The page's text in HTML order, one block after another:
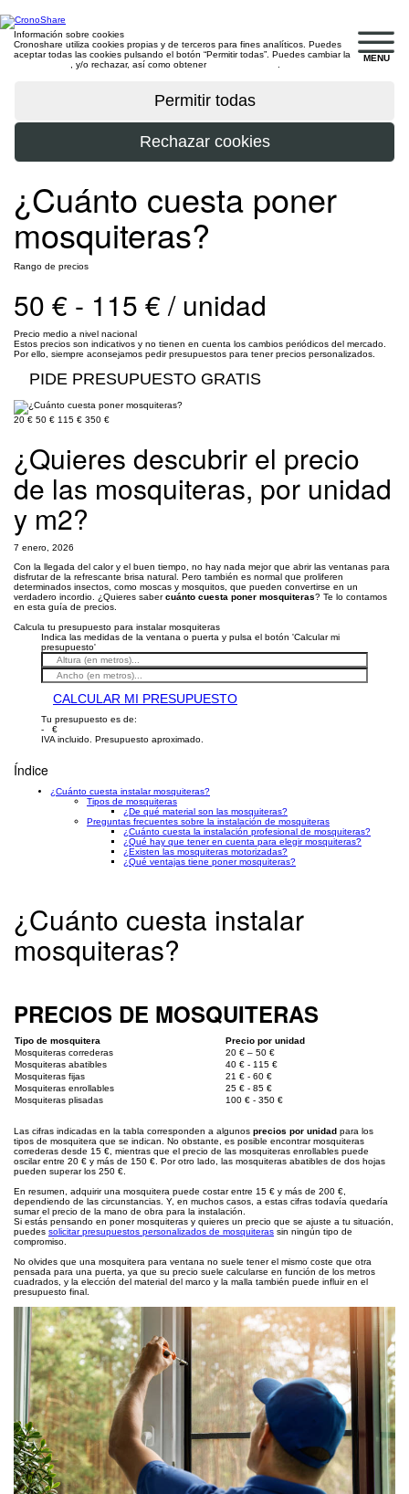
MENU
Información sobre cookies
Cronoshare utiliza cookies propias y de terceros para fines analíticos. Puedes
aceptar todas las cookies pulsando el botón “Permitir todas”. Puedes cambiar la
, y/o rechazar, así como obtener
¿Cuánto cuesta poner
mosquiteras?
Rango de precios
50 € - 115 € / unidad
Precio medio a nivel nacional
Estos precios son indicativos y no tienen en cuenta los cambios periódicos del mercado.
Por ello, siempre aconsejamos pedir presupuestos para tener precios personalizados.
PIDE PRESUPUESTO GRATIS
20 € 50 € 115 € 350 €
¿Quieres descubrir el precio
de las mosquiteras, por unidad
y m2?
7 enero, 2026
Con la llegada del calor y el buen tiempo, no hay nada mejor que abrir las ventanas para
disfrutar de la refrescante brisa natural. Pero también es normal que proliferen
determinados insectos, como moscas y mosquitos, que pueden convertirse en un
verdadero incordio. ¿Quieres sabercuánto cuesta poner mosquiteras? Te lo contamos
en esta guía de precios.
Calcula tu presupuesto para instalar mosquiteras
Indica las medidas de la ventana o puerta y pulsa el botón 'Calcular mi
presupuesto'
CALCULAR MI PRESUPUESTO
Tu presupuesto es de:
- €
IVA incluido. Presupuesto aproximado.
Índice
¿Cuánto cuesta instalar mosquiteras?
Tipos de mosquiteras
¿De qué material son las mosquiteras?
Preguntas frecuentes sobre la instalación de mosquiteras
¿Cuánto cuesta la instalación profesional de mosquiteras?
¿Qué hay que tener en cuenta para elegir mosquiteras?
¿Existen las mosquiteras motorizadas?
¿Qué ventajas tiene poner mosquiteras?
¿Cuánto cuesta instalar
mosquiteras?
PRECIOS DE MOSQUITERAS
Tipo de mosquitera
Precio por unidad
Mosquiteras correderas
20 € – 50 €
Mosquiteras abatibles
40 € - 115 €
Mosquiteras fijas
21 € - 60 €
Mosquiteras enrollables
25 € - 85 €
Mosquiteras plisadas
100 € - 350 €
Las cifras indicadas en la tabla corresponden a algunos precios por unidad para los
tipos de mosquitera que se indican. No obstante, es posible encontrar mosquiteras
correderas desde 15 €, mientras que el precio de las mosquiteras enrollables puede
oscilar entre 20 € y más de 150 €. Por otro lado, las mosquiteras abatibles de dos hojas
pueden superar los 250 €.
En resumen, adquirir una mosquitera puede costar entre 15 € y más de 200 €,
dependiendo de las circunstancias. Y, en muchos casos, a estas cifras todavía quedaría
sumar el precio de la mano de obra para la instalación.
Si estás pensando en poner mosquiteras y quieres un precio que se ajuste a tu situación,
puedes solicitar presupuestos personalizados de mosquiteras sin ningún tipo de
compromiso.
No olvides que una mosquitera para ventana no suele tener el mismo coste que otra
pensada para una puerta, ya que su precio suele calcularse en función de los metros
cuadrados, y la elección del material del marco y la malla también puede influir en el
presupuesto final.